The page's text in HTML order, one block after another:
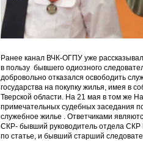
Ранее канал ВЧК-ОГПУ уже
в пользу бывшего одиозного
добровольно отказался освободить
государства на покупку жилья, имея в
Тверской области. На 21 мая в том же
примечательных судебных заседания
служебное жилье . Ответчиками
СКР- бывший руководитель отдела
по статье, и бывший старший